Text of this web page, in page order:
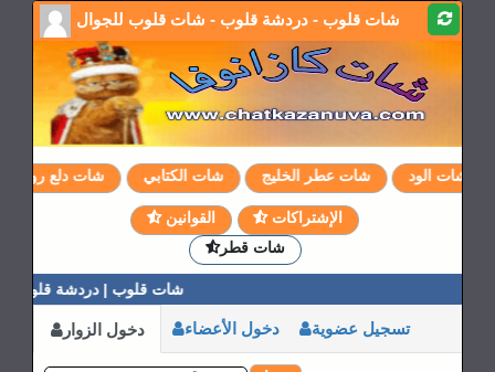
شات قلوب - دردشة قلوب - شات قلوب للجوال
شات دلع روحي شات الكتابي شات عطر الخليج شات الود
القوانين
الإشتراكات
شات قطر
شات قلوب | دردشة قلوب |
دخول الزوار دخول الأعضاء تسجيل عضوية